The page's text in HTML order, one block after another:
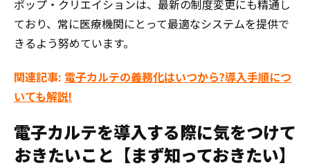
ポップ・クリエイションは、最新の制度変更にも精通し
ており、常に医療機関にとって最適なシステムを提供で
きるよう努めています。
関連記事: 電子カルテの義務化はいつから?導入手順につ
いても解説!
電子カルテを導入する際に気をつけて
おきたいこと【まず知っておきたい】